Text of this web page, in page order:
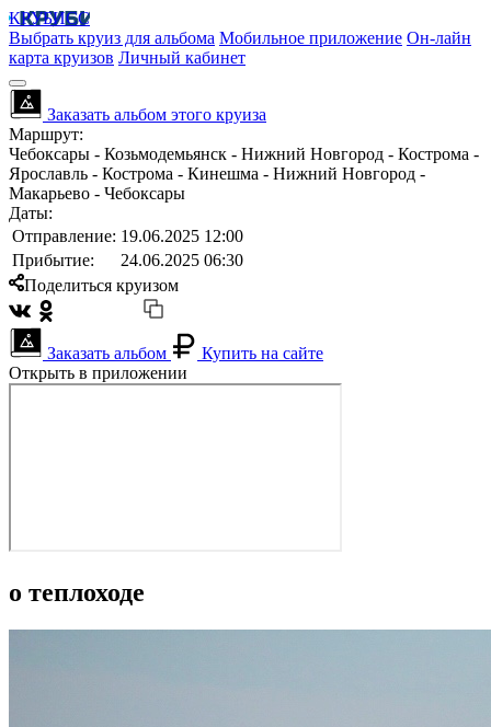
КРУБИСС
Выбрать круиз для альбома Мобильное приложение Он-лайн
карта круизов Личный кабинет
Заказать альбом этого круиза
Маршрут:
Чебоксары - Козьмодемьянск - Нижний Новгород - Кострома -
Ярославль - Кострома - Кинешма - Нижний Новгород -
Макарьево - Чебоксары
Даты:
Отправление: 19.06.2025 12:00
Прибытие:
24.06.2025 06:30
Поделиться круизом
Заказать альбом
Купить на сайте
Открыть в приложении
о теплоходе